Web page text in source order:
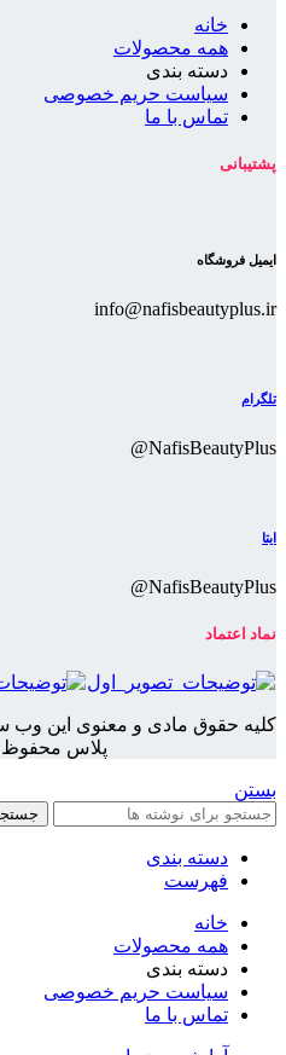
خانه
همه محصولات
دسته بندی
سیاست حریم خصوصی
تماس با ما
پشتیبانی
ایمیل فروشگاه
info@nafisbeautyplus.ir
تلگرام
NafisBeautyPlus@
ایتا
NafisBeautyPlus@
نماد اعتماد
کلیه حقوق مادی و معنوی این وب
پلاس محفوظ
بستن
دسته بندی
فهرست
خانه
همه محصولات
دسته بندی
سیاست حریم خصوصی
تماس با ما